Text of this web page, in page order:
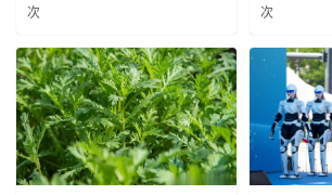
次
次